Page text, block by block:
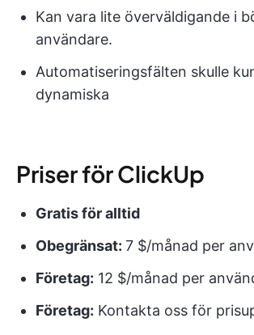
Kan vara lite överväldigande i
användare.
Automatiseringsfälten skulle
dynamiska
Priser för ClickUp
Gratis för alltid
Obegränsat: 7 $/månad per
Företag: 12 $/månad per
Företag: Kontakta oss för